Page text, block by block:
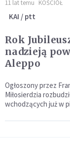
11 lat temu KOŚCIÓŁ
KAI / ptt
Rok
nadzieją
Aleppo
Ogłoszony przez
Miłosierdzia
wchodzących już w